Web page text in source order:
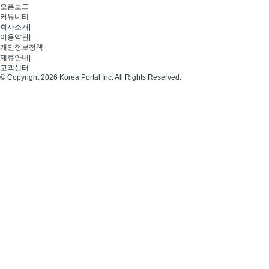
오픈보드
커뮤니티
회사소개
이용약관
개인정보정책
제휴안내
고객센터
© Copyright 2026 Korea Portal Inc. All Rights Reserved.